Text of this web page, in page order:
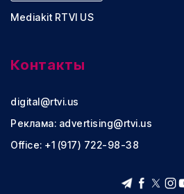
Mediakit RTVI US
Контакты
digital@rtvi.us
Реклама: advertising@rtvi.us
Office: +1 (917) 722-98-38